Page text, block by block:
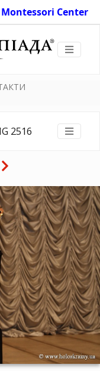
Montessori Center
2516